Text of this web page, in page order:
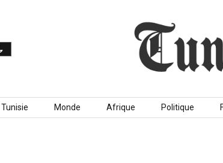
Tunisie Monde Afrique Politique